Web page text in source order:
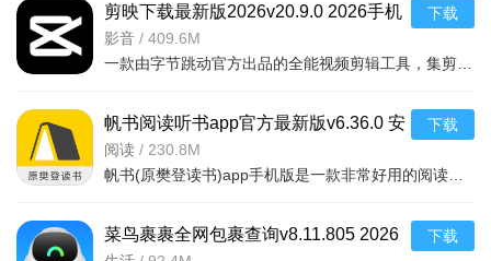
剪映下载最新版2026v20.9.0 2026手机
版
影音 / 409.6M
下载
帆书阅读听书app官方最新版v6.36.0 安
卓版
阅读 / 230.8M
下载
菜鸟裹裹全网包裹查询v8.11.805 2026
下载